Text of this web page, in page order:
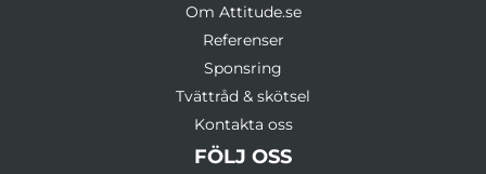
Om Attitude.se
Referenser
Sponsring
Tvättråd & skötsel
Kontakta oss
FÖLJ OSS